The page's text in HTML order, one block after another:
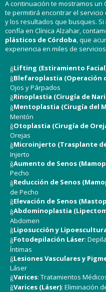
A continuación te mostramos
te permitirá encontrar el
y los resultados que busques.
confía en Clínica Alzahar,
plásticos de Córdoba, que
experiencia en miles de
Lifting (Estiramiento
Blefaroplastia (Operación
Ojos y Párpados
Rinoplastia (Cirugía de
Mentoplastia (Cirugía del
Mentón
Otoplastia (Cirugía de
Orejas
Microinjerto (Trasplante
Injerto
Aumento de Senos
Pecho
Reducción de Senos
de Pecho
Elevación de Senos
Abdominoplastia
Abdomen
Liposucción y
Fotodepilación Láser:
Íntimas
Lesiones Vasculares y
Láser
Varices: Tratamientos
Varices (Láser): Eliminación